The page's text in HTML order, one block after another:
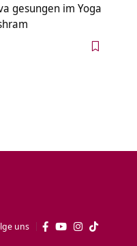
gesungen im Yoga
uns